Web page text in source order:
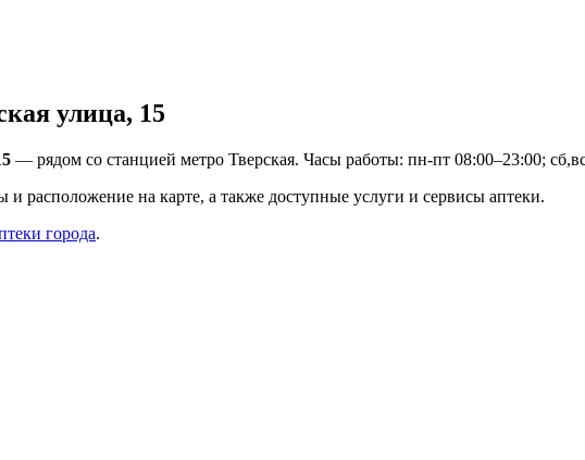
улица, 15
— рядом со станцией метро Тверская. Часы работы: пн-пт 08:00–23:00;
расположение на карте, а также доступные услуги и сервисы аптеки.
города.